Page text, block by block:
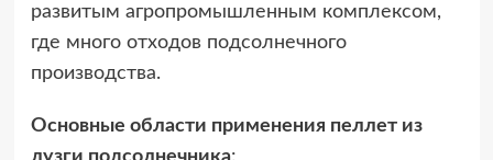
развитым агропромышленным комплексом,
где много отходов подсолнечного
производства.
Основные области применения пеллет из